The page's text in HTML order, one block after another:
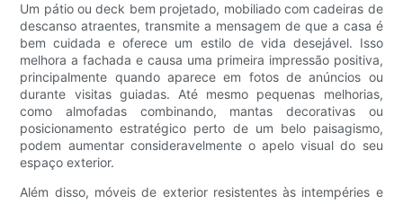
Um pátio ou deck bem projetado, mobiliado com cadeiras de
descanso atraentes, transmite a mensagem de que a casa é
bem cuidada e oferece um estilo de vida desejável. Isso
melhora a fachada e causa uma primeira impressão positiva,
principalmente quando aparece em fotos de anúncios ou
durante visitas guiadas. Até mesmo pequenas melhorias,
como almofadas combinando, mantas decorativas ou
posicionamento estratégico perto de um belo paisagismo,
podem aumentar consideravelmente o apelo visual do seu
espaço exterior.
Além disso, móveis de exterior resistentes às intempéries e